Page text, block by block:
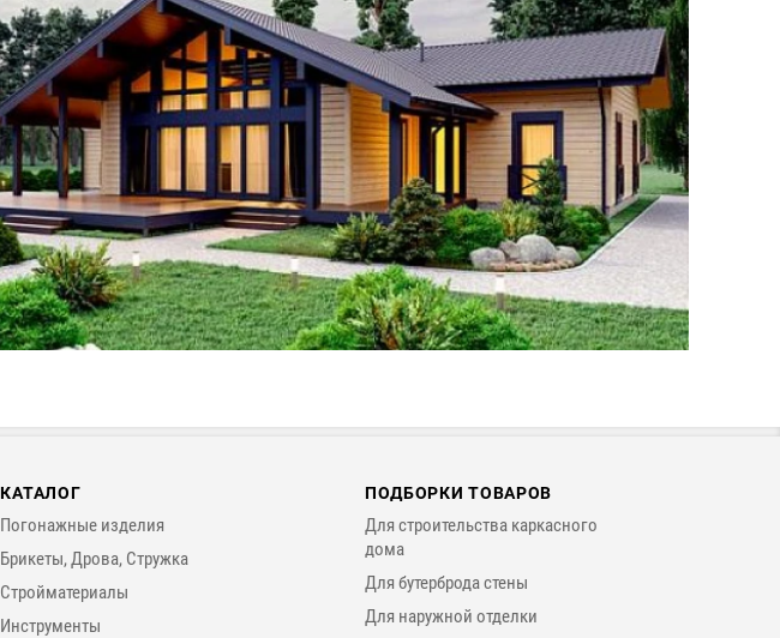
КАТАЛОГ
Погонажные изделия
Брикеты, Дрова, Стружка
Стройматериалы
Инструменты
ПОДБОРКИ ТОВАРОВ
Для строительства каркасного
дома
Для бутерброда стены
Для наружной отделки